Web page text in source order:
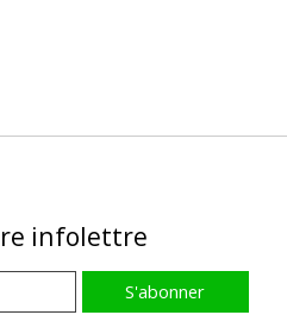
infolettre
S'abonner